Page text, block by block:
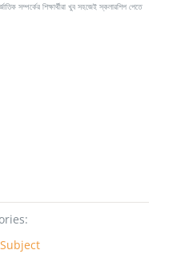
সম্পর্কের শিক্ষার্থীরা খুব সহজেই স্কলারশিপ পেতে
Subject